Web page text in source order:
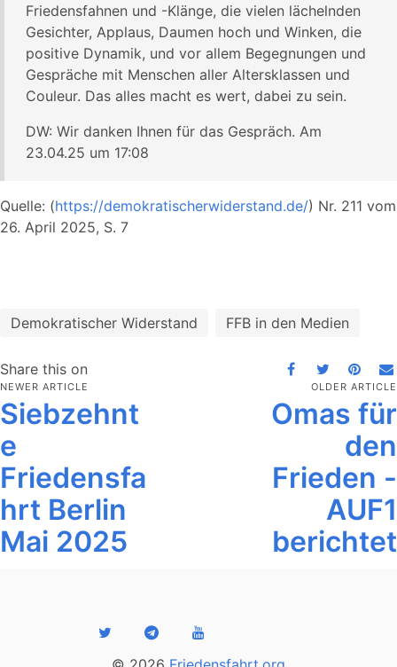
Friedensfahnen und -Klänge, die vielen lächelnden
Gesichter, Applaus, Daumen hoch und Winken, die
positive Dynamik, und vor allem Begegnungen und
Gespräche mit Menschen aller Altersklassen und
Couleur. Das alles macht es wert, dabei zu sein.
DW: Wir danken Ihnen für das Gespräch. Am
23.04.25 um 17:08
Quelle: (https://demokratischerwiderstand.de/) Nr. 211 vom
26. April 2025, S. 7
Demokratischer Widerstand FFB in den Medien
Share this on
NEWER ARTICLE
Siebzehnt
e
Friedensfa
hrt Berlin
Mai 2025
OLDER ARTICLE
Omas für
den
Frieden -
AUF1
berichtet